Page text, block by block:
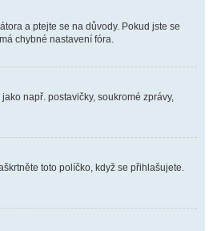
a ptejte se na důvody. Pokud jste se
chybné nastavení fóra.
např. postavičky, soukromé zprávy,
toto políčko, když se přihlašujete.